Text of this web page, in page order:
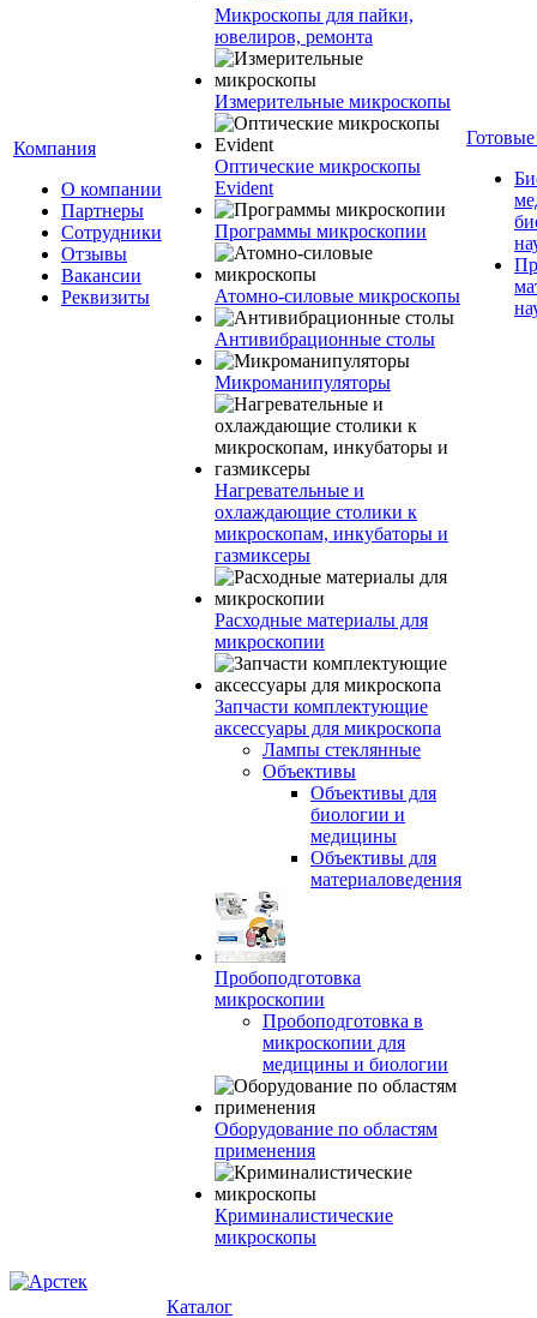
Компания
О компании
Партнеры
Сотрудники
Отзывы
Вакансии
Реквизиты
Микроскопы для пайки,
ювелиров, ремонта
Измерительные микроскопы
Оптические микроскопы
Evident
Программы микроскопии
Атомно-силовые микроскопы
Антивибрационные столы
Микроманипуляторы
Нагревательные и
охлаждающие столики к
микроскопам, инкубаторы и
газмиксеры
Расходные материалы для
микроскопии
Запчасти комплектующие
аксессуары для микроскопа
Лампы стеклянные
Объективы
Объективы для
биологии и
медицины
Объективы для
материаловедения
Пробоподготовка
микроскопии
Пробоподготовка в
микроскопии для
медицины и биологии
Оборудование по областям
применения
Криминалистические
микроскопы
Каталог